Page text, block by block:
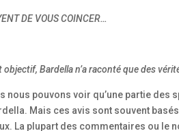
DE VOUS COINCER…
objectif, Bardella n’a raconté que des
pouvons voir qu’une partie des
Mais ces avis sont souvent
La plupart des commentaires ou le